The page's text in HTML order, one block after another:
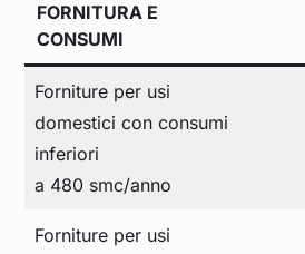
FORNITURA E
CONSUMI
Forniture per usi
domestici con consumi
inferiori
a 480 smc/anno
Forniture per usi